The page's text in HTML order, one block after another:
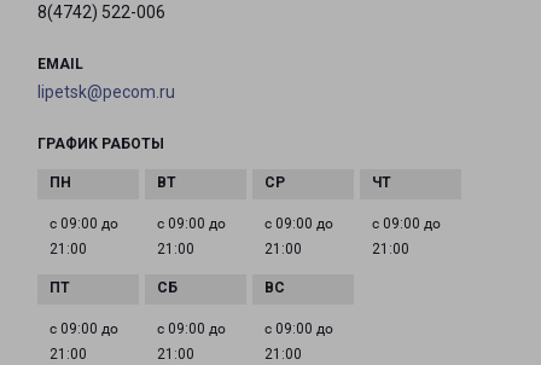
8(4742) 522-006
EMAIL
lipetsk@pecom.ru
ГРАФИК РАБОТЫ
с 09:00 до
21:00
с 09:00 до
21:00
с 09:00 до
21:00
с 09:00 до
21:00
с 09:00 до
21:00
с 09:00 до
21:00
с 09:00 до
21:00